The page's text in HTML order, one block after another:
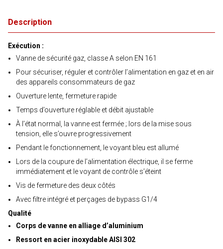
Description
Exécution :
Vanne de sécurité gaz, classe A selon EN 161
Pour sécuriser, réguler et contrôler l’alimentation en gaz et en air
des appareils consommateurs de gaz
Ouverture lente, fermeture rapide
Temps d’ouverture réglable et débit ajustable
À l’état normal, la vanne est fermée ; lors de la mise sous
tension, elle s’ouvre progressivement
Pendant le fonctionnement, le voyant bleu est allumé
Lors de la coupure de l’alimentation électrique, il se ferme
immédiatement et le voyant de contrôle s’éteint
Vis de fermeture des deux côtés
Avec filtre intégré et perçages de bypass G1/4
Qualité
Corps de vanne en alliage d’aluminium
Ressort en acier inoxydable AISI 302